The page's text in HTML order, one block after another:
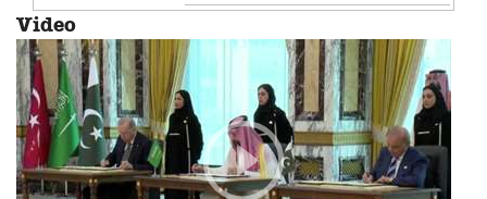
Video